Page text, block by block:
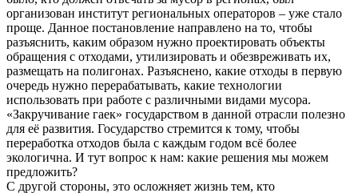
организован институт региональных операторов – уже стало
проще. Данное постановление направлено на то, чтобы
разъяснить, каким образом нужно проектировать объекты
обращения с отходами, утилизировать и обезвреживать их,
размещать на полигонах. Разъяснено, какие отходы в первую
очередь нужно перерабатывать, какие технологии
использовать при работе с различными видами мусора.
«Закручивание гаек» государством в данной отрасли полезно
для её развития. Государство стремится к тому, чтобы
переработка отходов была с каждым годом всё более
экологична. И тут вопрос к нам: какие решения мы можем
предложить?
С другой стороны, это осложняет жизнь тем, кто